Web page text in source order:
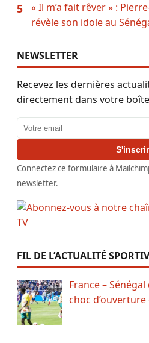
5
« Il m’a fait rêver » :
révèle son idole au
NEWSLETTER
Recevez les dernières
directement dans votre
Adresse email
Connectez ce formulaire à
newsletter.
FIL DE L’ACTUALITÉ
France –
choc